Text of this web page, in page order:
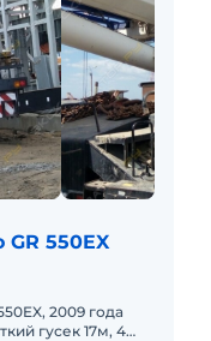
550EX
2009 года
гусек 17м, 4